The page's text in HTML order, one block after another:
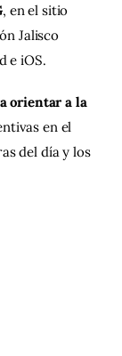
, en el sitio
Jalisco
e iOS.
orientar a la
en el
del día y los